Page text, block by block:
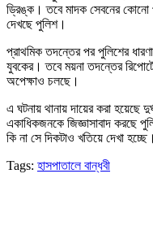
ড্রিঙ্ক। তবে মাদক সেবনের কোনো
দেখছে পুলিশ।
প্রাথমিক তদন্তের পর পুলিশের
যুবকের। তবে ময়না তদন্তের
অপেক্ষাও চলছে।
এ ঘটনায় থানায় দায়ের করা
একাধিকজনকে জিজ্ঞাসাবাদ করছে
কি না সে দিকটাও খতিয়ে দেখা হচ্ছে।
Tags: হাসপাতালে বান্ধবী